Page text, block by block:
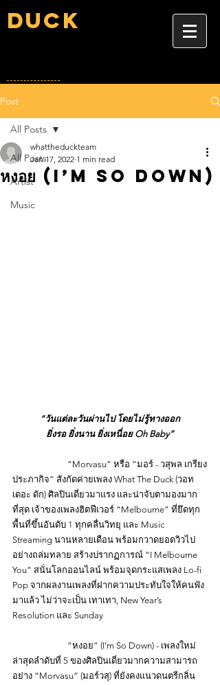
Duck
Post
All Posts
Artist
Music
All Posts
หงอย (I’m So Down)
whattheduckteam
Jan 17, 2022 1 min read
“วันแต่ละวันผ่านไป โดยไม่รู้ทางออก
ยิ่งรอ ยิ่งนาน ยิ่งเหนื่อย Oh Baby”
ประภากิจ” สังกัดค่ายเพลง What The Duck (วอท
เดอะ ดัก) ศิลปินเดี่ยวมาแรง และน่าจับตามองมาก
ที่สุด เจ้าของเพลงฮิตฟีเวอร์ “Melbourne” ที่ยึดทุก
พื้นที่ขึ้นอันดับ 1 ทุกคลื่นวิทยุ และ Music
Streaming นานหลายเดือน พร้อมกวาดยอดวิวไป
อย่างถล่มทลาย สร้างปรากฏการณ์ “I Melbourne
You” สนั่นโลกออนไลน์ พร้อมจุดกระแสเพลง Lo-fi
Pop จากผลงานเพลงที่ฝากความประทับใจให้คนฟัง
มาแล้ว ไม่ว่าจะเป็น เทาเทา, New Year’s
Resolution และ Sunday
ล่าสุดลำดับที่ 5 ของศิลปินเดี่ยวมากความสามารถ
อย่าง “Morvasu” (มอร์วสุ) ที่ยังคงแนวดนตรีกลิ่น